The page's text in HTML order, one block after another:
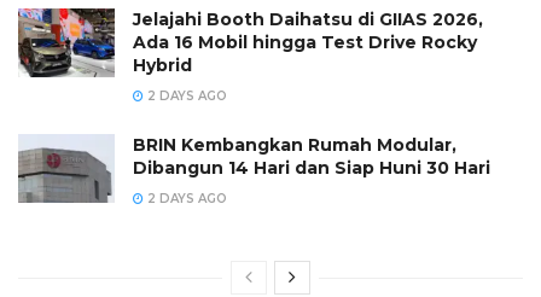
Jelajahi Booth Daihatsu di GIIAS 2026,
Ada 16 Mobil hingga Test Drive Rocky
Hybrid
2 DAYS AGO
BRIN Kembangkan Rumah Modular,
Dibangun 14 Hari dan Siap Huni 30 Hari
2 DAYS AGO